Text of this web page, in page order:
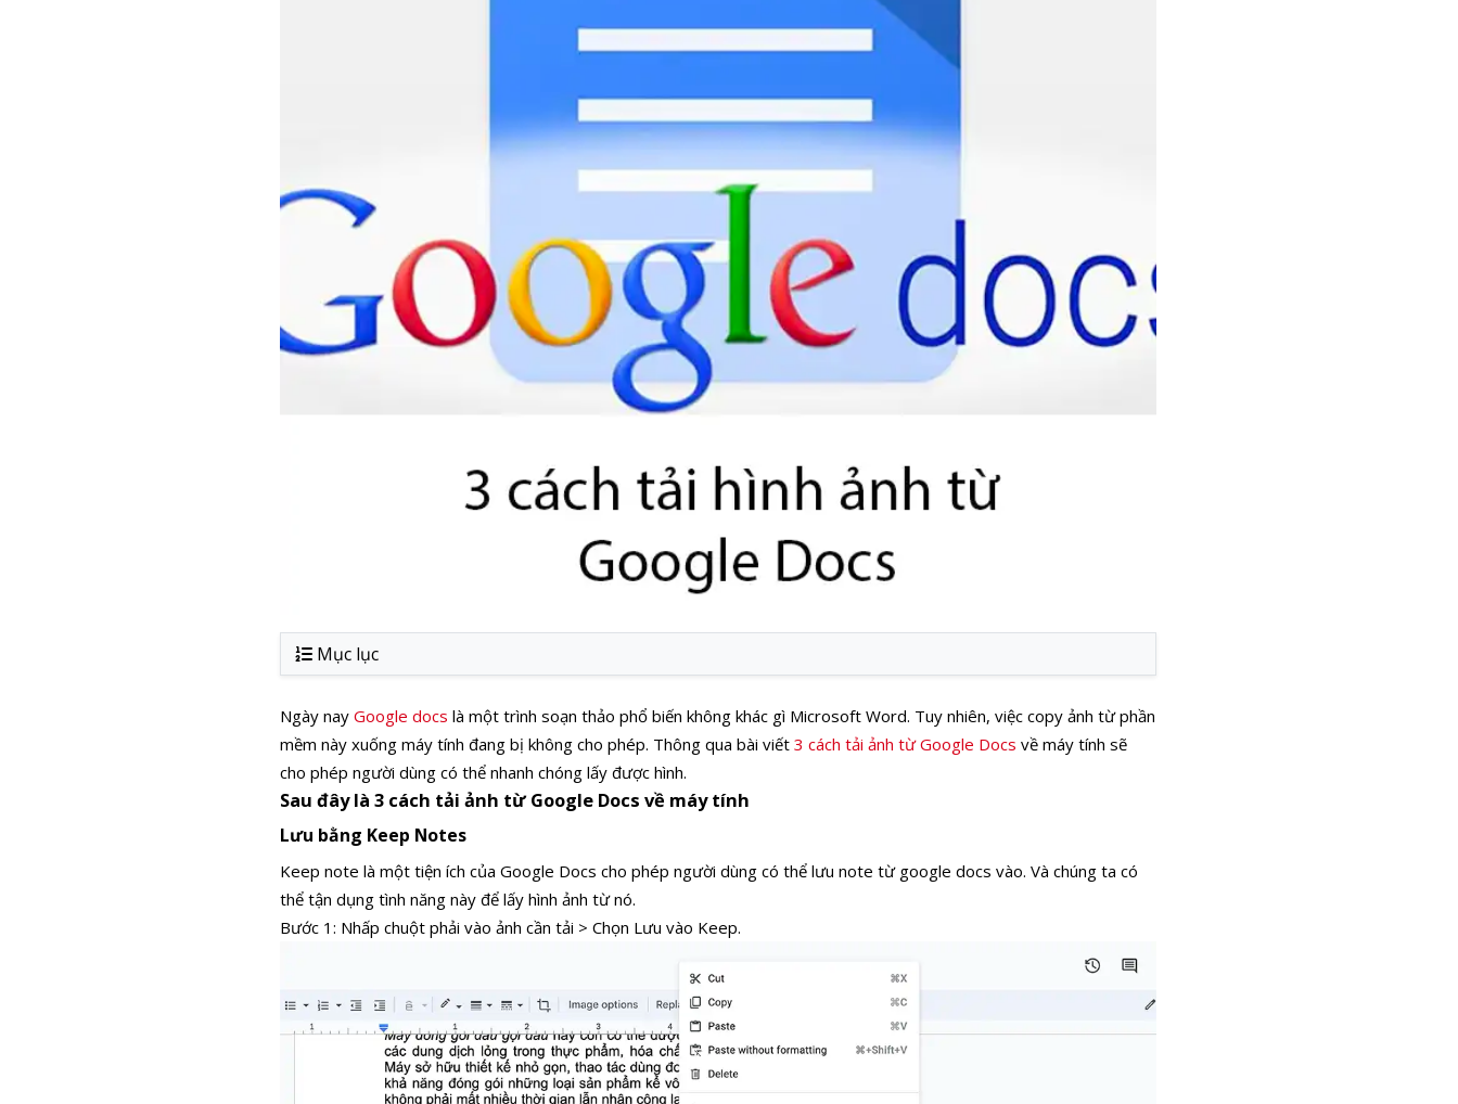
Mục lục
Ngày nayGoogle docs là một trình soạn thảo phổ biến không khác gì Microsoft Word. Tuy nhiên, việc copy ảnh từ phần
mềm này xuống máy tính đang bị không cho phép. Thông qua bài viết3 cách tải ảnh từ Google Docs về máy tính sẽ
cho phép người dùng có thể nhanh chóng lấy được hình.
Sau đây là 3 cách tải ảnh từ Google Docs về máy tính
Lưu bằng Keep Notes
Keep note là một tiện ích của Google Docs cho phép người dùng có thể lưu note từ google docs vào. Và chúng ta có
thể tận dụng tình năng này để lấy hình ảnh từ nó.
Bước 1: Nhấp chuột phải vào ảnh cần tải > Chọn Lưu vào Keep.